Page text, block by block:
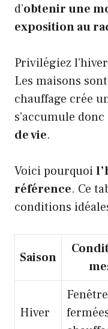
d’obtenir une
exposition au
Privilégiez
Les maisons
chauffage crée
s’accumule donc
de vie.
Voici pourquoi
référence. Ce
conditions
Saison
Hiver